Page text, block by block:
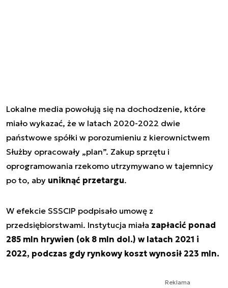
Lokalne media powołują się na dochodzenie, które
miało wykazać, że w latach 2020-2022 dwie
państwowe spółki w porozumieniu z kierownictwem
Służby opracowały „plan”. Zakup sprzętu i
oprogramowania rzekomo utrzymywano w tajemnicy
po to, aby uniknąć przetargu.
W efekcie SSSCIP podpisało umowę z
przedsiębiorstwami. Instytucja miała zapłacić ponad
285 mln hrywien (ok 8 mln dol.) w latach 2021 i
2022, podczas gdy rynkowy koszt wynosił 223 mln.
Reklama